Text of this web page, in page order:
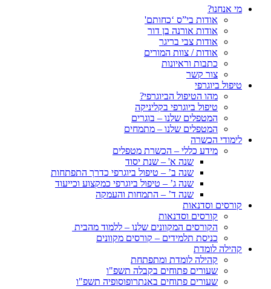
מי אנחנו?
אודות בי”ס ‘כחותם'
אודות אורנה בן דור
אודות צבי בריגר
אודות / צוות המורים
כתבות וראיונות
צור קשר
טיפול ביוגרפי
מהו הטיפול הביוגרפי?
טיפול ביוגרפי בקליניקה
המטפלים שלנו – בוגרים
המטפלים שלנו – מתמחים
לימודי הכשרה
מידע כללי – הכשרת מטפלים
שנה א' – שנת יסוד
שנה ב’ – טיפול ביוגרפי כדרך התפתחות
שנה ג’ – טיפול ביוגרפי כמקצוע וכייעוד
שנה ד’ – התמחות והעמקה
קורסים וסדנאות
קורסים וסדנאות
הקורסים המקוונים שלנו – ללמוד מהבית
כניסת תלמידים – קורסים מקוונים
קהילה לומדת
קהילה לומדת ומתפתחת
שעורים פתוחים בקבלה תשפ"ו
שעורים פתוחים באנתרופוסופיה תשפ"ו